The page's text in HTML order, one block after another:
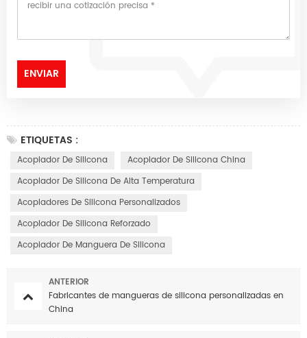
ETIQUETAS :
Acoplador De Silicona
Acoplador De Silicona China
Acoplador De Silicona De Alta Temperatura
Acopladores De Silicona Personalizados
Acoplador De Silicona Reforzado
Acoplador De Manguera De Silicona
ANTERIOR
Fabricantes de mangueras de silicona personalizadas en
China